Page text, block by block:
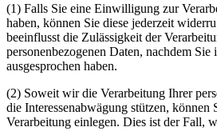
(1) Falls Sie eine Einwilligung zur
haben, können Sie diese jederzeit
beeinflusst die Zulässigkeit der
personenbezogenen Daten, nachdem Sie
ausgesprochen haben.
(2) Soweit wir die Verarbeitung Ihrer
die Interessenabwägung stützen, können
Verarbeitung einlegen. Dies ist der Fall,